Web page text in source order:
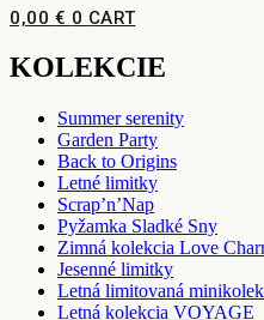
0,00 € 0 CART
KOLEKCIE
Summer serenity
Garden Party
Back to Origins
Letné limitky
Scrap’n’Nap
Pyžamka Sladké Sny
Zimná kolekcia Love
Jesenné limitky
Letná limitovaná
Letná kolekcia VOYAGE